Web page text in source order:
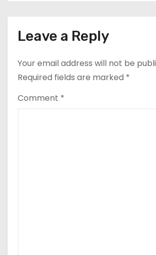
Leave a Reply
Your email address will not be
Required fields are marked *
Comment *